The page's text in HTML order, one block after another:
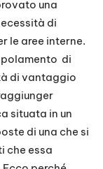
una
di
le aree interne.
di
di vantaggio
situata in un
di una che si
che essa